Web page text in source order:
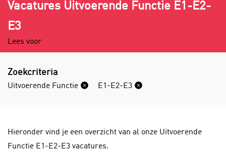
Vacatures Uitvoerende Functie E1-E2-
E3
Lees voor
Zoekcriteria
Uitvoerende Functie E1-E2-E3
Hieronder vind je een overzicht van al onze Uitvoerende
Functie E1-E2-E3 vacatures.